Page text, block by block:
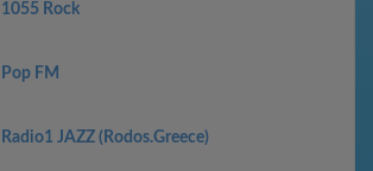
1055 Rock
Pop FM
Radio1 JAZZ (Rodos.Greece)